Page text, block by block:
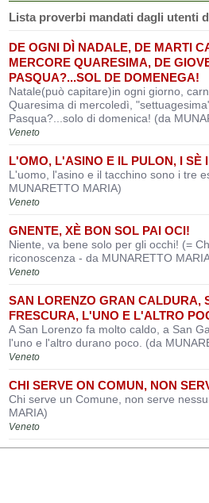
Lista proverbi mandati dagli utenti
DE OGNI DÌ NADALE, DE MARTI
MERCORE QUARESIMA, DE
PASQUA?...SOL DE DOMENEGA!
Natale(può capitare)in ogni giorno,
Quaresima di mercoledì,
Pasqua?...solo di domenica! (da
Veneto
L'OMO, L'ASINO E IL PULON, I SÈ
L'uomo, l'asino e il tacchino sono i tre
MUNARETTO MARIA)
Veneto
GNENTE, XÈ BON SOL PAI OCI!
Niente, va bene solo per gli occhi! (=
riconoscenza - da MUNARETTO
Veneto
SAN LORENZO GRAN CALDURA,
FRESCURA, L'UNO E L'ALTRO
A San Lorenzo fa molto caldo, a San
l'uno e l'altro durano poco. (da
Veneto
CHI SERVE ON COMUN, NON
Chi serve un Comune, non serve
MARIA)
Veneto